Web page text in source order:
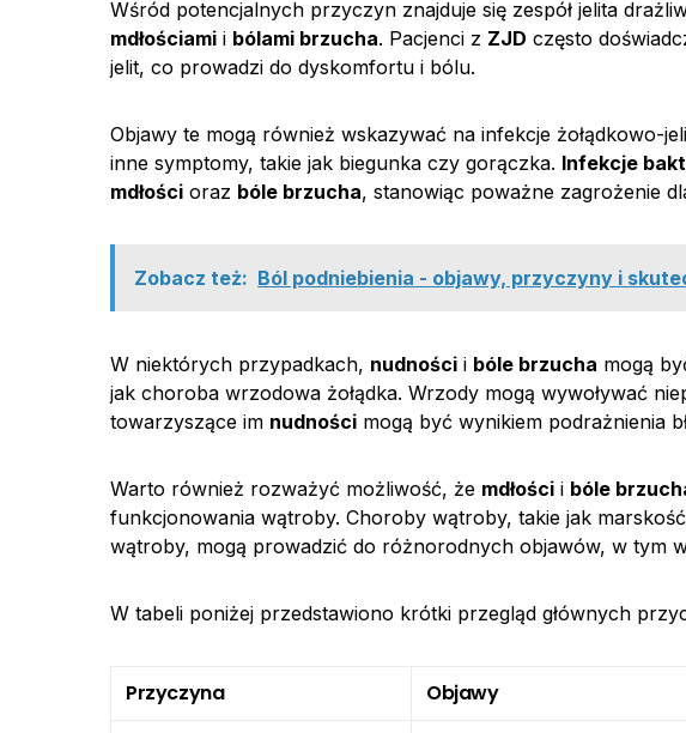
Wśród potencjalnych przyczyn znajduje się zespół jelita
mdłościami i bólami brzucha. Pacjenci z ZJD często
jelit, co prowadzi do dyskomfortu i bólu.
Objawy te mogą również wskazywać na infekcje żołądkowo-
inne symptomy, takie jak biegunka czy gorączka. Infekcje
mdłości oraz bóle brzucha, stanowiąc poważne zagrożenie
Zobacz też: Ból podniebienia - objawy, przyczyny i
W niektórych przypadkach, nudności i bóle brzucha mogą
jak choroba wrzodowa żołądka. Wrzody mogą wywoływać
towarzyszące im nudności mogą być wynikiem podrażnienia
Warto również rozważyć możliwość, że mdłości i bóle
funkcjonowania wątroby. Choroby wątroby, takie jak
wątroby, mogą prowadzić do różnorodnych objawów, w tym
W tabeli poniżej przedstawiono krótki przegląd głównych
Przyczyna Objawy